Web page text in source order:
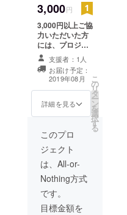
3,000円
3,000円以上ご協
力いただいた方
には、プロジェ
クト成功後1箱
（ポン煎餅20枚
程度）をお届け
いたします。
支援者：1人
お届け予定：
2019年08月
詳細を見る
こ
の
リ
タ
ー
ン
を
選
択
す
る
このプロ
ジェクト
は、All-or-
Nothing方式
です。
目標金額を